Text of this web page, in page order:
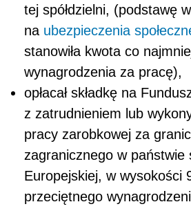
tej spółdzielni, (podstawę
na ubezpieczenia
stanowiła kwota co
wynagrodzenia za pracę),
opłacał składkę na
z zatrudnieniem lub
pracy zarobkowej za
zagranicznego w państwie
Europejskiej, w wysokości
przeciętnego